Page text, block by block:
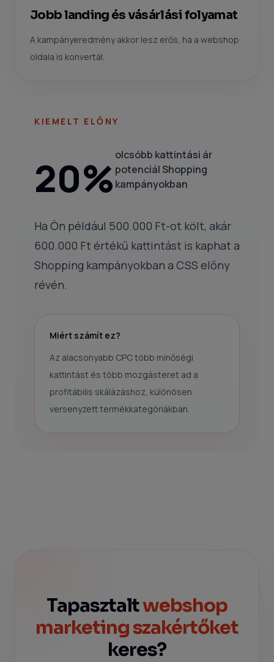
Jobb landing és vásárlási folyamat
A kampányeredmény akkor lesz erős, ha a webshop
oldala is konvertál.
KIEMELT ELŐNY
20% olcsóbb kattintási ár
potenciál Shopping
kampányokban
Ha Ön például 500.000 Ft-ot költ, akár
600.000 Ft értékű kattintást is kaphat a
Shopping kampányokban a CSS előny
révén.
Miért számít ez?
Az alacsonyabb CPC több minőségi
kattintást és több mozgásteret ad a
profitábilis skálázáshoz, különösen
versenyzett termékkategóriákban.
Tapasztaltwebshop
marketing szakértőket
keres?